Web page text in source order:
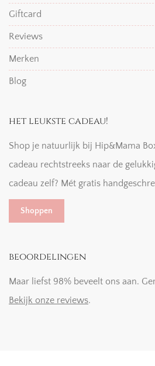
Giftcard
Reviews
Merken
Blog
het leukste cadeau!
Shop je natuurlijk bij Hip&Mama
cadeau rechtstreeks naar de
cadeau zelf? Mét gratis
Shoppen
beoordelingen
Maar liefst 98% beveelt ons aan.
Bekijk onze reviews.